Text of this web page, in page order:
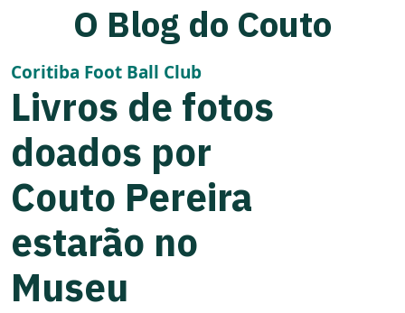
O Blog do Couto
Coritiba Foot Ball Club
Livros de fotos
doados por
Couto Pereira
estarão no
Museu